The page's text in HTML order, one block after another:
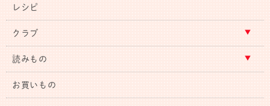
レシピ
クラブ
読みもの
お買いもの